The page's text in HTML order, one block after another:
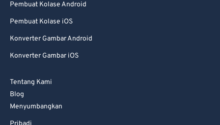
Pembuat Kolase Android
Pembuat Kolase iOS
Konverter Gambar Android
Konverter Gambar iOS
Tentang Kami
Blog
Menyumbangkan